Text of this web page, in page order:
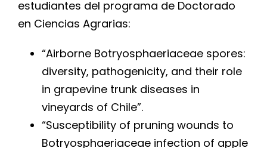
estudiantes del programa de Doctorado
en Ciencias Agrarias:
“Airborne Botryosphaeriaceae spores:
diversity, pathogenicity, and their role
in grapevine trunk diseases in
vineyards of Chile”.
“Susceptibility of pruning wounds to
Botryosphaeriaceae infection of apple